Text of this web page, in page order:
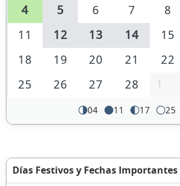
4
5 6 7 8
11
12 13 14 15
18
19 20 21 22
25
26 27 28 1
04 11 17 25
Días Festivos y Fechas Importantes